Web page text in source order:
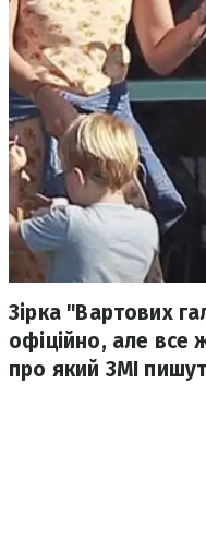
Зірка "Вартових
офіційно, але все
про який ЗМІ